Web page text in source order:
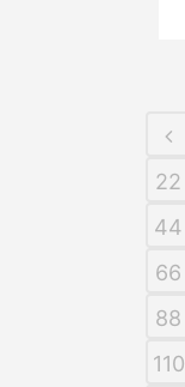
22
44
66
88
110